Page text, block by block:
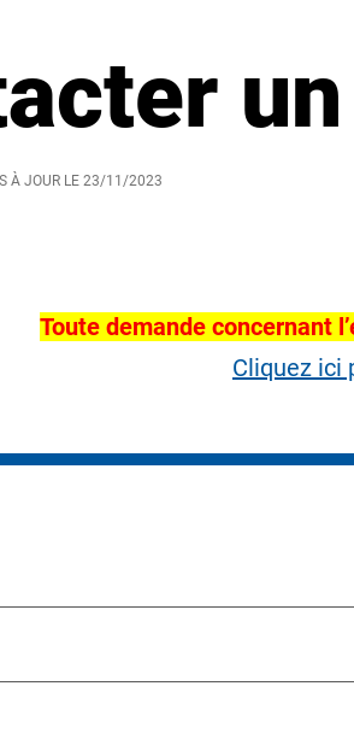
À JOUR LE 23/11/2023
Toute demande concernant
Cliquez ici